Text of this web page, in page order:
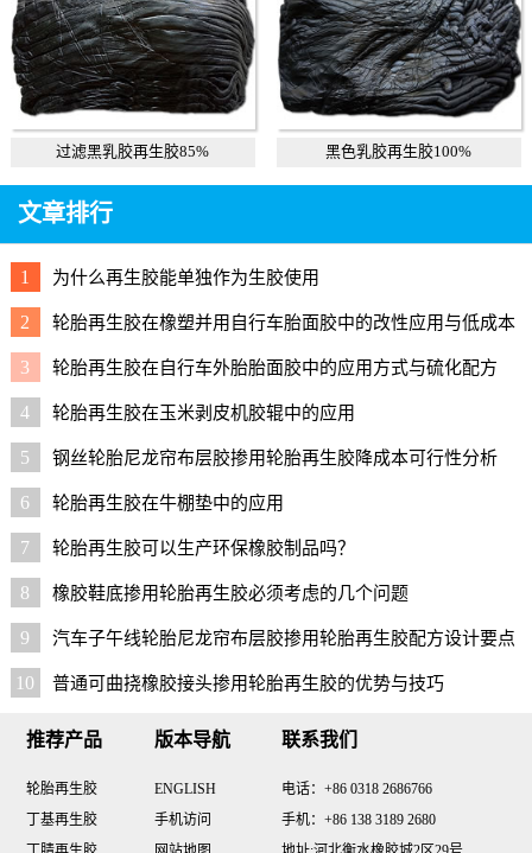
过滤黑乳胶再生胶85% 黑色乳胶再生胶100%
文章排行
1 为什么再生胶能单独作为生胶使用
2
轮胎再生胶在橡塑并用自行车胎面胶中的改性应用与低成本
配方
3 轮胎再生胶在自行车外胎胎面胶中的应用方式与硫化配方
4 轮胎再生胶在玉米剥皮机胶辊中的应用
5 钢丝轮胎尼龙帘布层胶掺用轮胎再生胶降成本可行性分析
6 轮胎再生胶在牛棚垫中的应用
7 轮胎再生胶可以生产环保橡胶制品吗？
8 橡胶鞋底掺用轮胎再生胶必须考虑的几个问题
9
汽车子午线轮胎尼龙帘布层胶掺用轮胎再生胶配方设计要点
与实用配方
10 普通可曲挠橡胶接头掺用轮胎再生胶的优势与技巧
推荐产品
轮胎再生胶
丁基再生胶
版本导航
ENGLISH
手机访问
联系我们
电话：+86 0318 2686766
手机：+86 138 3189 2680